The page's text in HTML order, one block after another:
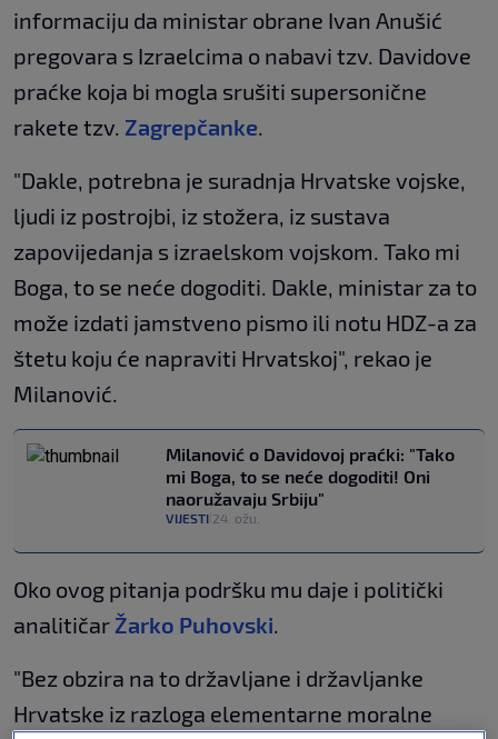
informaciju da ministar obrane Ivan Anušić
pregovara s Izraelcima o nabavi tzv. Davidove
praćke koja bi mogla srušiti supersonične
rakete tzv. Zagrepčanke.
"Dakle, potrebna je suradnja Hrvatske vojske,
ljudi iz postrojbi, iz stožera, iz sustava
zapovijedanja s izraelskom vojskom. Tako mi
Boga, to se neće dogoditi. Dakle, ministar za to
može izdati jamstveno pismo ili notu HDZ-a za
štetu koju će napraviti Hrvatskoj", rekao je
Milanović.
Milanović o Davidovoj praćki: "Tako
mi Boga, to se neće dogoditi! Oni
naoružavaju Srbiju"
VIJESTI 24. ožu.
Oko ovog pitanja podršku mu daje i politički
analitičar Žarko Puhovski.
"Bez obzira na to državljane i državljanke
Hrvatske iz razloga elementarne moralne